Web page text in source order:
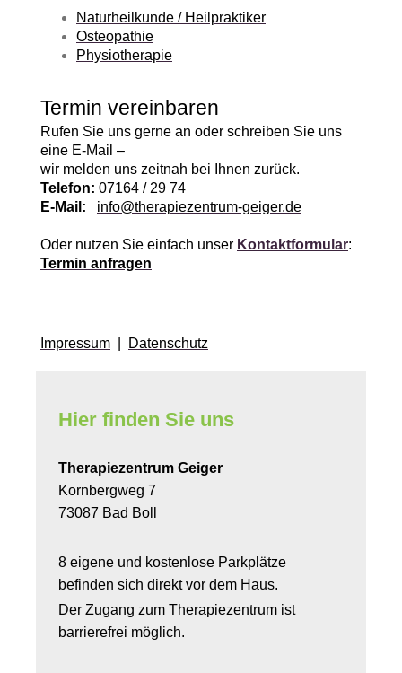
Naturheilkunde / Heilpraktiker
Osteopathie
Physiotherapie
Termin vereinbaren
Rufen Sie uns gerne an oder schreiben Sie uns
eine E-Mail –
wir melden uns zeitnah bei Ihnen zurück.
Telefon: 07164 / 29 74
E-Mail:
info@therapiezentrum-geiger.de
Oder nutzen Sie einfach unser Kontaktformular:
Termin anfragen
Impressum Datenschutz
Hier finden Sie uns
Therapiezentrum Geiger
Kornbergweg 7
73087 Bad Boll
8 eigene und kostenlose Parkplätze
befinden sich direkt vor dem Haus.
Der Zugang zum Therapiezentrum ist
barrierefrei möglich.